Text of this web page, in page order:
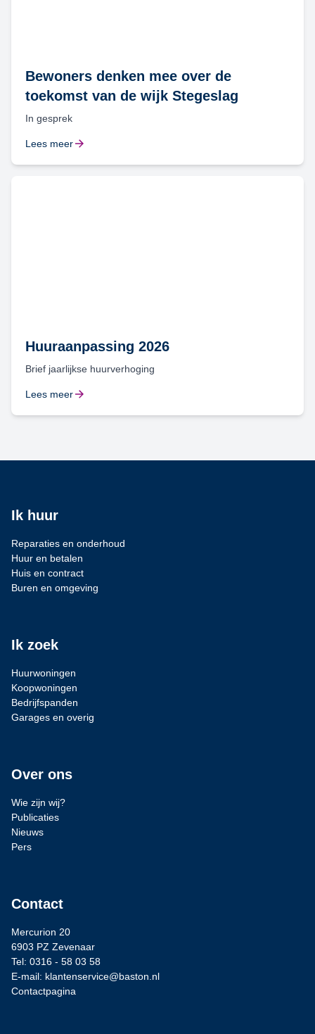
Bewoners denken mee over de
toekomst van de wijk Stegeslag
In gesprek
Lees meer
Huuraanpassing 2026
Brief jaarlijkse huurverhoging
Lees meer
Ik huur
Reparaties en onderhoud
Huur en betalen
Huis en contract
Buren en omgeving
Ik zoek
Huurwoningen
Koopwoningen
Bedrijfspanden
Garages en overig
Over ons
Wie zijn wij?
Publicaties
Nieuws
Pers
Contact
Mercurion 20
6903 PZ Zevenaar
Tel: 0316 - 58 03 58
E-mail: klantenservice@baston.nl
Contactpagina